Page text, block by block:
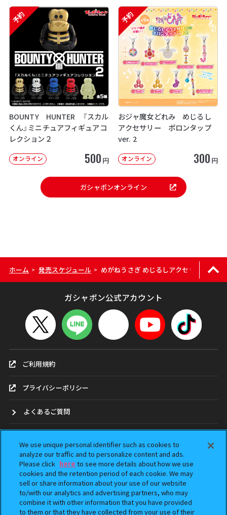
予約
BOUNTY HUNTER 『スカル
くん』ミニチュアフィギュアコ
レクション２
オンライン 500 円
予約
おジャ魔女どれみ めじるし
アクセサリー ポロンタップ
ver. 2
オンライン 300 円
ガシャポンオンライン
ホーム > 発売スケジュール > めがねうさぎ めじるしアクセサリー
ガシャポン公式アカウント
ご利用規約
プライバシーポリシー
よくあるご質問
ガシャポンどこ？
アンケート
ウェブアクセシビリティ方針
We use unique personal identifier such as cookies to
analyze our traffic and to personalize content and ads.
Please click here to see more details about how we use
cookies and the retention period of each cookie. We may
sell or share information about your use of our website
to/with our analytics and advertising partners, who may
combine it with other information that you have provided
to them or that they have collected from your use of their